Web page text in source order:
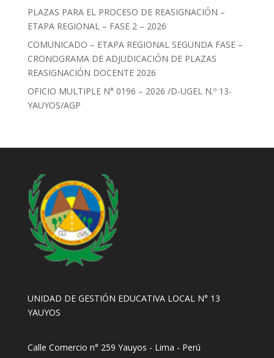
PLAZAS PARA EL PROCESO DE REASIGNACIÓN –
ETAPA REGIONAL – FASE 2 – 2026
COMUNICADO – ETAPA REGIONAL SEGUNDA FASE –
CRONOGRAMA DE ADJUDICACIÓN DE PLAZAS
REASIGNACIÓN DOCENTE 2026
OFICIO MULTIPLE N° 0196 – 2026 /D-UGEL N.º 13-
YAUYOS/AGP
UNIDAD DE GESTIÓN EDUCATIVA LOCAL N° 13
YAUYOS
Calle Comercio n° 259 Yauyos - Lima - Perú